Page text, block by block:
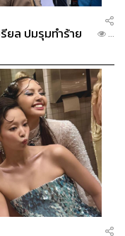
ยล ปมรุมทำร้าย
...